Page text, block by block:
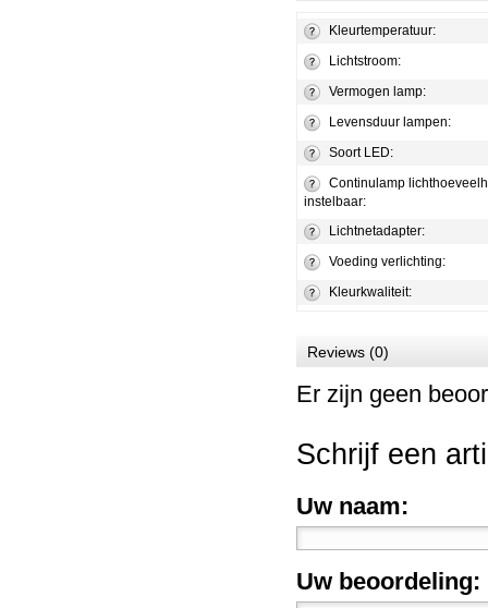
Kleurtemperatuur:
Lichtstroom:
Vermogen lamp:
Levensduur lampen:
Soort LED:
Continulamp
instelbaar:
Lichtnetadapter:
Voeding verlichting:
Kleurkwaliteit:
Reviews (0)
Er zijn geen
Schrijf een
Uw naam:
Uw beoordeling: